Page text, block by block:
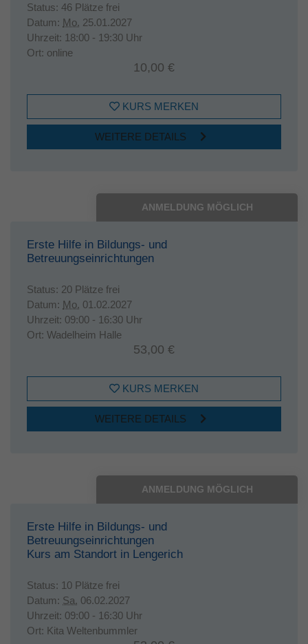
Status: 46 Plätze frei
Datum: Mo. 25.01.2027
Uhrzeit: 18:00 - 19:30 Uhr
Ort: online
10,00 €
KURS MERKEN
WEITERE DETAILS
ANMELDUNG MÖGLICH
Erste Hilfe in Bildungs- und
Betreuungseinrichtungen
Status: 20 Plätze frei
Datum: Mo. 01.02.2027
Uhrzeit: 09:00 - 16:30 Uhr
Ort: Wadelheim Halle
53,00 €
KURS MERKEN
WEITERE DETAILS
ANMELDUNG MÖGLICH
Erste Hilfe in Bildungs- und
Betreuungseinrichtungen
Kurs am Standort in Lengerich
Status: 10 Plätze frei
Datum: Sa. 06.02.2027
Uhrzeit: 09:00 - 16:30 Uhr
Ort: Kita Weltenbummler